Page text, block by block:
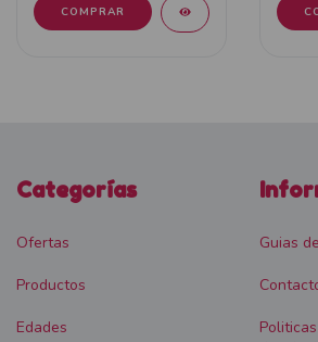
COMPRAR
Categorías
Ofertas
Productos
Edades
Guias